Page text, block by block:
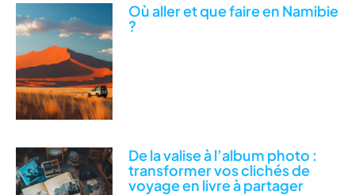
Où aller et que faire en Namibie
?
De la valise à l’album photo :
transformer vos clichés de
voyage en livre à partager